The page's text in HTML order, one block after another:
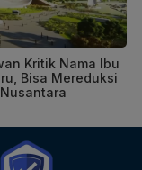
Kritik Nama Ibu
Bisa Mereduksi